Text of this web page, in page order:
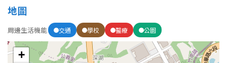
金門連江 2樓
3樓 4樓
地圖
周邊生活機能 交通 學校 醫療 公園
+